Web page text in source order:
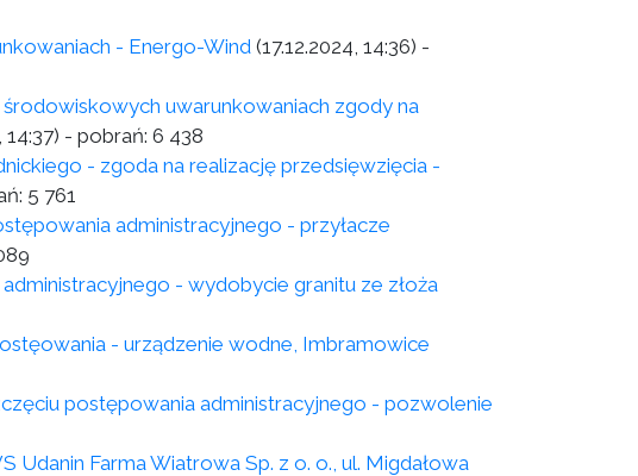
- Energo-Wind (17.12.2024, 14:36) -
uwarunkowaniach zgody na
14:37) - pobrań: 6 438
- zgoda na realizację przedsięwzięcia -
5 761
administracyjnego - przyłacze
- wydobycie granitu ze złoża
- urządzenie wodne, Imbramowice
postępowania administracyjnego - pozwolenie
Udanin Farma Wiatrowa Sp. z o. o., ul. Migdałowa